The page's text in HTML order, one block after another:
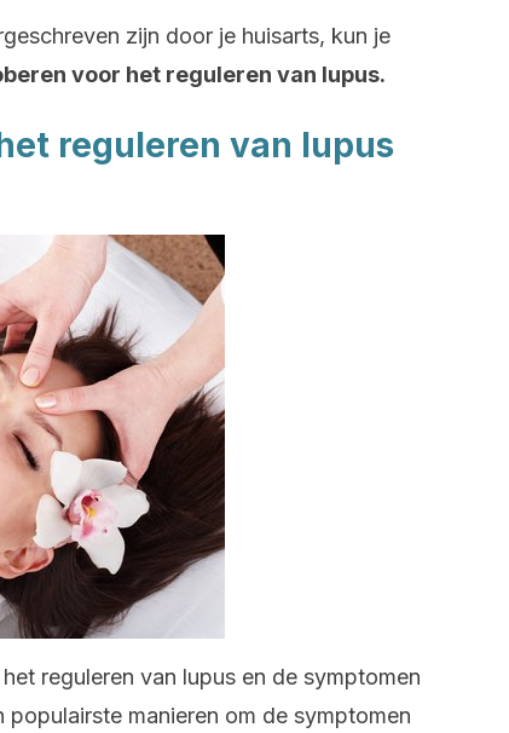
zijn door je huisarts, kun je
voor het reguleren van lupus.
reguleren van lupus
reguleren van lupus en de symptomen
manieren om de symptomen